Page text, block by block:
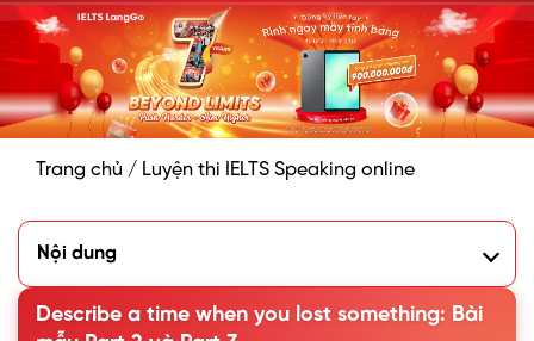
Trang chủ / Luyện thi IELTS Speaking online
Nội dung
IELTS Speaking
2. Bài mẫu Describe a time when you lost something Part 2
Describe a time when you lost something: Bài